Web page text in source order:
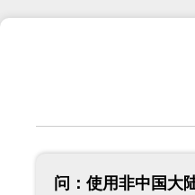
问：使用非中国大